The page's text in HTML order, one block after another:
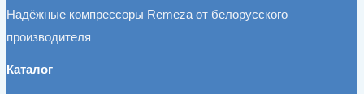
Надёжные компрессоры Remeza от белорусского
производителя
Каталог